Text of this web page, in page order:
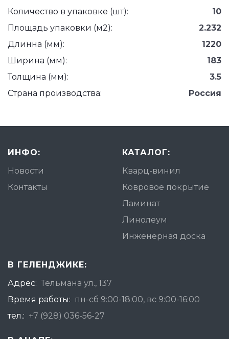
Количество в упаковке (шт):
10
Площадь упаковки (м2):
2.232
Длинна (мм):
1220
Ширина (мм):
183
Толщина (мм):
3.5
Страна производства:
Россия
ИНФО:
Новости
Контакты
КАТАЛОГ:
Кварц-винил
Ковровое покрытие
Ламинат
Линолеум
Инженерная доска
В ГЕЛЕНДЖИКЕ:
Адрес: Тельмана ул., 137
Время работы: пн-сб 9:00-18:00, вс 9:00-16:00
тел.: +7 (928) 036-56-27